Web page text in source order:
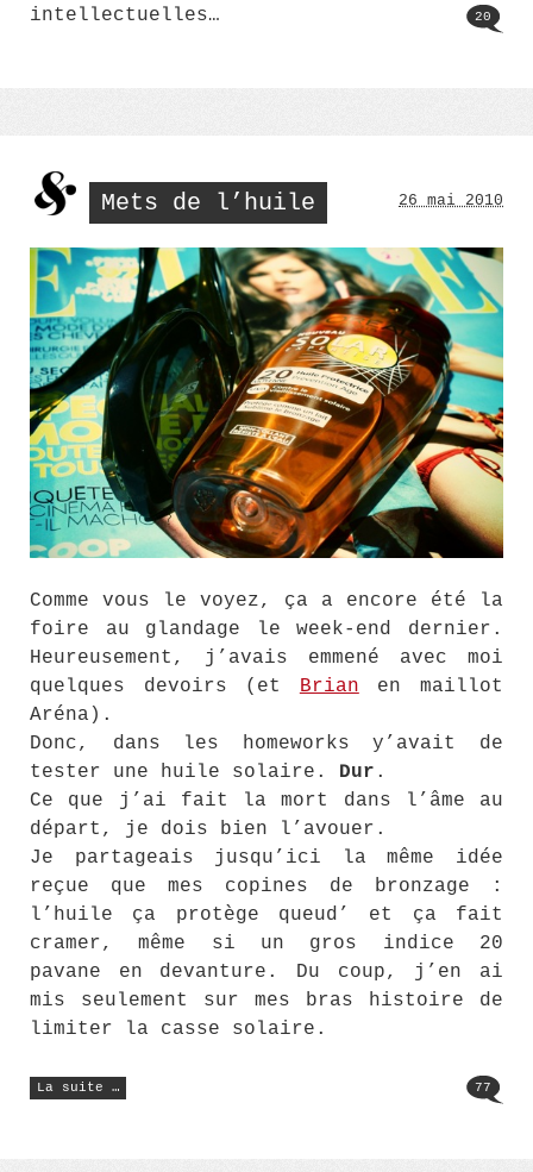
intellectuelles…
20
Mets de l’huile 26 mai 2010
Comme vous le voyez, ça a encore été la
foire au glandage le week-end dernier.
Heureusement, j’avais emmené avec moi
quelques devoirs (et Brian en maillot
Aréna).
Donc, dans les homeworks y’avait de
tester une huile solaire. Dur .
Ce que j’ai fait la mort dans l’âme au
départ, je dois bien l’avouer.
Je partageais jusqu’ici la même idée
reçue que mes copines de bronzage :
l’huile ça protège queud’ et ça fait
cramer, même si un gros indice 20
pavane en devanture. Du coup, j’en ai
mis seulement sur mes bras histoire de
limiter la casse solaire.
La suite …
« Mets
de
77